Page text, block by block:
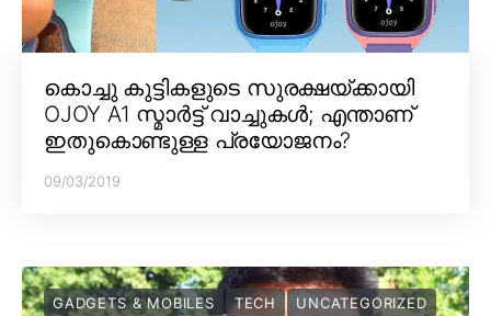
കൊച്ചു കുട്ടികളുടെ സുരക്ഷയ്ക്കായി
OJOY A1 സ്മാർട്ട് വാച്ചുകൾ; എന്താണ്
ഇതുകൊണ്ടുള്ള പ്രയോജനം?
09/03/2019
GADGETS & MOBILES TECH UNCATEGORIZED